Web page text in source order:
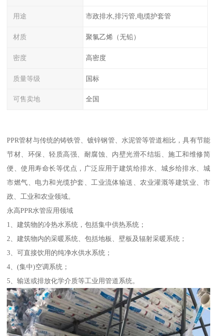
用途 市政排水,排污管,电缆护套管
材质 聚氯乙烯（无铅）
密度 高密度
质量等级 国标
可售卖地 全国
PPR管材与传统的铸铁管、镀锌钢管、水泥管等管道相比，具有节能
节材、环保、轻质高强、耐腐蚀、内壁光滑不结垢、施工和维修简
便、使用寿命长等优点，广泛应用于建筑给排水、城乡给排水、城
市燃气、电力和光缆护套、工业流体输送、农业灌溉等建筑业、市
政、工业和农业领域。
永高PPR水管应用领域
1、建筑物的冷热水系统，包括集中供热系统；
2、建筑物内的采暖系统、包括地板、壁板及辐射采暖系统；
3、可直接饮用的纯净水供水系统；
4、(集中)空调系统；
5、输送或排放化学介质等工业用管道系统。